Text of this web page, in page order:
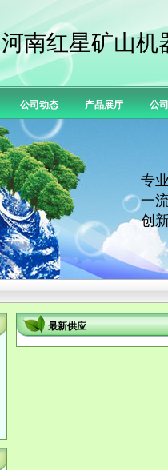
河南红星矿山机
公司动态 产品展厅 公
专
一
创
最新供应